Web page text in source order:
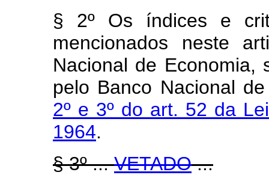
§ 2º Os índices e
mencionados neste
Nacional de Economia,
pelo Banco Nacional
2º e 3º do art. 52 da
1964.
§ 3º ...VETADO...